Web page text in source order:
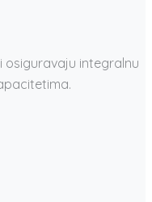
osiguravaju integralnu